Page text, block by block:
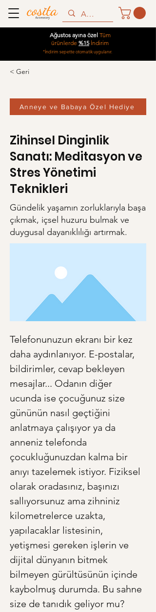
Ağustos ayına özel Tüm
ürünlerde %15İndirim
*İndirim sepette otomatik uygulanır.
< Geri
Anneye ve Babaya Özel Hediye
Zihinsel Dinginlik
Sanatı: Meditasyon ve
Stres Yönetimi
Teknikleri
Gündelik yaşamın zorluklarıyla başa
çıkmak, içsel huzuru bulmak ve
duygusal dayanıklılığı artırmak.
Telefonunuzun ekranı bir kez
daha aydınlanıyor. E-postalar,
bildirimler, cevap bekleyen
mesajlar... Odanın diğer
ucunda ise çocuğunuz size
gününün nasıl geçtiğini
anlatmaya çalışıyor ya da
anneniz telefonda
çocukluğunuzdan kalma bir
anıyı tazelemek istiyor. Fiziksel
olarak oradasınız, başınızı
sallıyorsunuz ama zihniniz
kilometrelerce uzakta,
yapılacaklar listesinin,
yetişmesi gereken işlerin ve
dijital dünyanın bitmek
bilmeyen gürültüsünün içinde
kaybolmuş durumda. Bu sahne
size de tanıdık geliyor mu?